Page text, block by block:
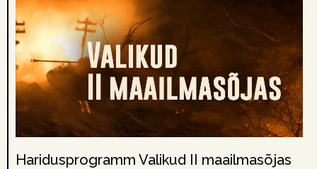
Haridusprogramm Valikud II maailmasõjas